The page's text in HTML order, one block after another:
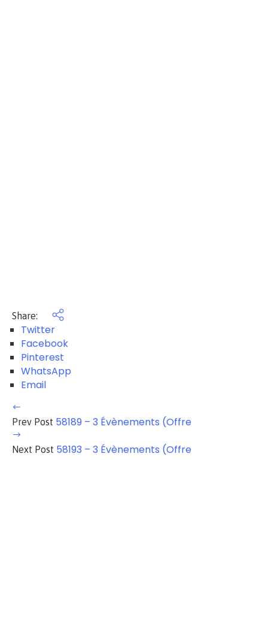
Share:
Twitter
Facebook
Pinterest
WhatsApp
Email
Prev Post 58189 – 3 Évènements (Offre
Next Post 58193 – 3 Évènements (Offre